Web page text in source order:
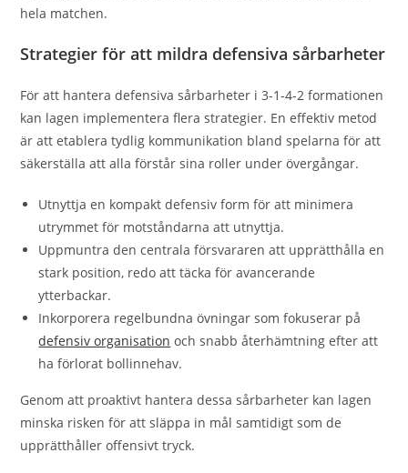
hela matchen.
Strategier för att mildra defensiva sårbarheter
För att hantera defensiva sårbarheter i 3-1-4-2 formationen
kan lagen implementera flera strategier. En effektiv metod
är att etablera tydlig kommunikation bland spelarna för att
säkerställa att alla förstår sina roller under övergångar.
Utnyttja en kompakt defensiv form för att minimera
utrymmet för motståndarna att utnyttja.
Uppmuntra den centrala försvararen att upprätthålla en
stark position, redo att täcka för avancerande
ytterbackar.
Inkorporera regelbundna övningar som fokuserar på
defensiv organisation och snabb återhämtning efter att
ha förlorat bollinnehav.
Genom att proaktivt hantera dessa sårbarheter kan lagen
minska risken för att släppa in mål samtidigt som de
upprätthåller offensivt tryck.